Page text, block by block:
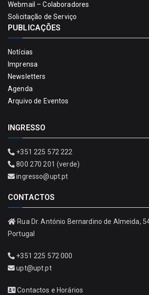
Webmail – Colaboradores
Solicitação de Serviço
PUBLICAÇÕES
Notícias
Imprensa
Newsletters
Agenda
Arquivo de Eventos
INGRESSO
+351 225 572 222
800 270 201 (verde)
ingresso@upt.pt
CONTACTOS
Rua Dr. António Bernardino de Almeida,
Portugal
+351 225 572 000
upt@upt.pt
Contactos e Horários